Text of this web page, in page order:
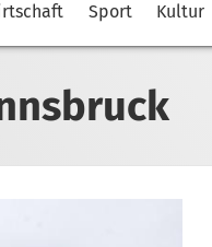
Sport Kultur